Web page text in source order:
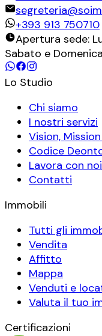
+393 913 750710
Apertura sede:
Sabato e
Lo Studio
Chi siamo
I nostri servizi
Vision,
Codice
Lavora con noi
Contatti
Immobili
Tutti gli
Vendita
Affitto
Mappa
Venduti e
Valuta il tuo
Certificazioni